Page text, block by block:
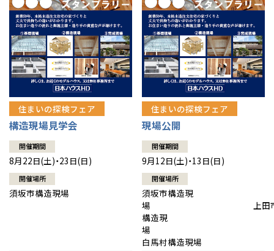
住まいの探検フェア
構造現場見学会
開催期間
8月22日(土)・23日(日)
開催場所
須坂市構造現場
住まいの探検フェア
現場公開
開催期間
9月12日(土)・13日(日)
開催場所
須坂市構造現
場 上田
構造現
白馬村構造現場